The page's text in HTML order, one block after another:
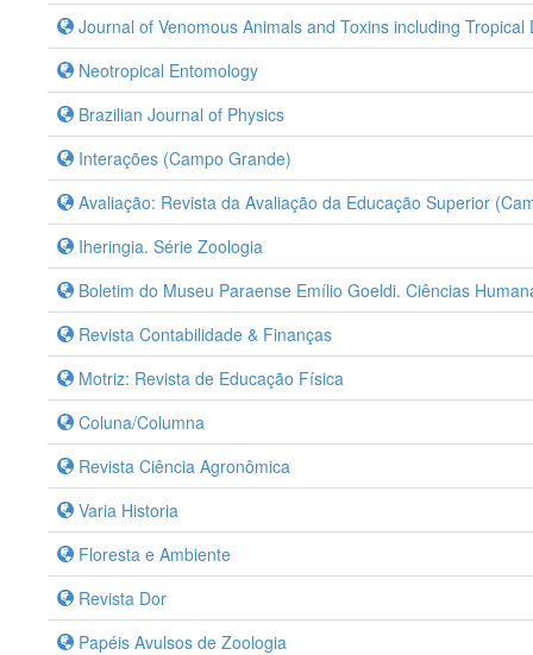
Journal of Venomous Animals and Toxins including Tropical
Neotropical Entomology
Brazilian Journal of Physics
Interações (Campo Grande)
Avaliação: Revista da Avaliação da Educação Superior
Iheringia. Série Zoologia
Boletim do Museu Paraense Emílio Goeldi. Ciências
Revista Contabilidade & Finanças
Motriz: Revista de Educação Física
Coluna/Columna
Revista Ciência Agronômica
Varia Historia
Floresta e Ambiente
Revista Dor
Papéis Avulsos de Zoologia